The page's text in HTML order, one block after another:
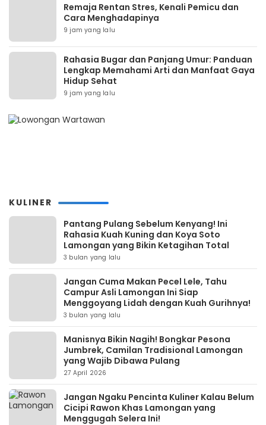
Remaja Rentan Stres, Kenali Pemicu dan
Cara Menghadapinya
9 jam yang lalu
Rahasia Bugar dan Panjang Umur: Panduan
Lengkap Memahami Arti dan Manfaat Gaya
Hidup Sehat
9 jam yang lalu
KULINER
Pantang Pulang Sebelum Kenyang! Ini
Rahasia Kuah Kuning dan Koya Soto
Lamongan yang Bikin Ketagihan Total
3 bulan yang lalu
Jangan Cuma Makan Pecel Lele, Tahu
Campur Asli Lamongan Ini Siap
Menggoyang Lidah dengan Kuah Gurihnya!
3 bulan yang lalu
Manisnya Bikin Nagih! Bongkar Pesona
Jumbrek, Camilan Tradisional Lamongan
yang Wajib Dibawa Pulang
27 April 2026
Jangan Ngaku Pencinta Kuliner Kalau Belum
Cicipi Rawon Khas Lamongan yang
Menggugah Selera Ini!